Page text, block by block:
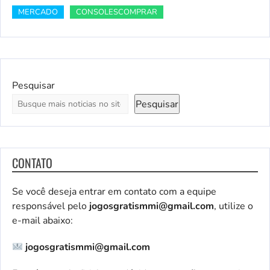
MERCADO
CONSOLESCOMPRAR
Pesquisar
Pesquisar
CONTATO
Se você deseja entrar em contato com a equipe
responsável pelo jogosgratismmi@gmail.com, utilize o
e-mail abaixo:
jogosgratismmi@gmail.com